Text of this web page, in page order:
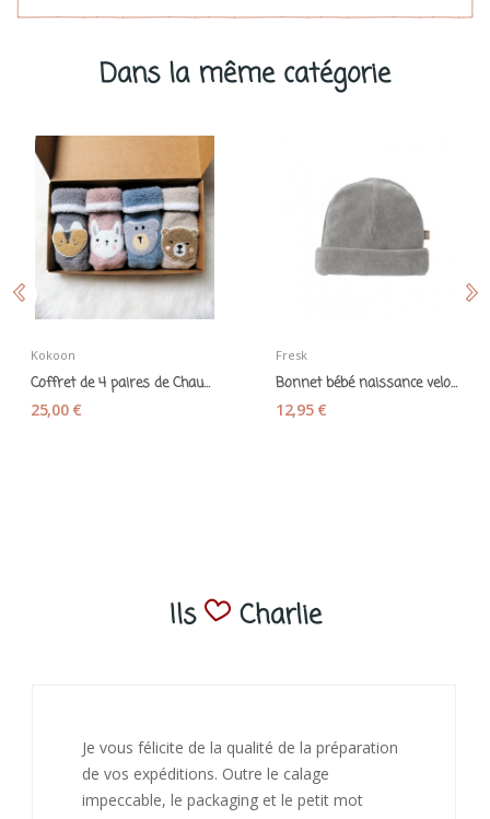
Dans la même catégorie
Kokoon
Coffret de 4 paires de Chaussettes bébé...
25,00 €
Fresk
Bonnet bébé naissance velours de coton bio gris...
12,95 €
Ils Charlie
J’ai adoré ouvrir ce paquet votre
bienveillant et fait plaisir. Je ne
de recommandé chez vous. Bonne